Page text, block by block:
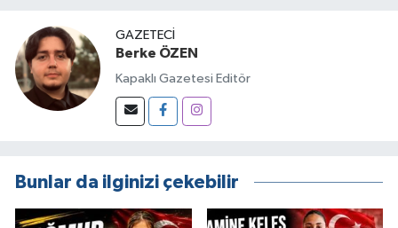
GAZETECI
Berke ÖZEN
Kapaklı Gazetesi Editör
Bunlar da ilginizi çekebilir